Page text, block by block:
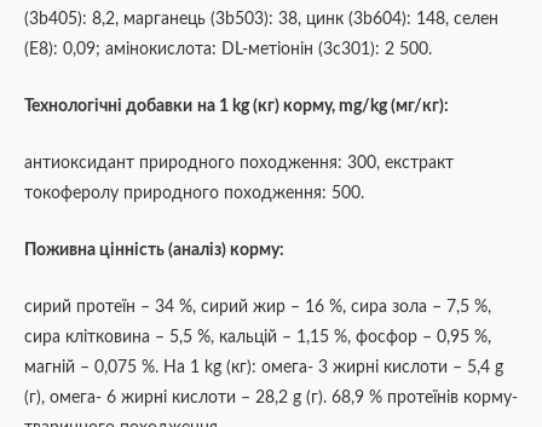
(3b405): 8,2, марганець (3b503): 38, цинк (3b604): 148, селен
(E8): 0,09; амінокислота: DL-метіонін (3с301): 2 500.
Технологічні добавки на 1 kg (кг) корму, mg/kg (мг/кг):
антиоксидант природного походження: 300, екстракт
токоферолу природного походження: 500.
Поживна цінність (аналіз) корму:
сирий протеїн – 34 %, сирий жир – 16 %, сира зола – 7,5 %,
сира клітковина – 5,5 %, кальцій – 1,15 %, фосфор – 0,95 %,
магній – 0,075 %. На 1 kg (кг): омега- 3 жирні кислоти – 5,4 g
(г), омега- 6 жирні кислоти – 28,2 g (г). 68,9 % протеїнів корму-